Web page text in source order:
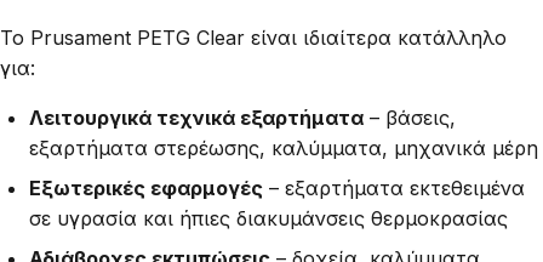
Το Prusament PETG Clear είναι ιδιαίτερα κατάλληλο
για:
Λειτουργικά τεχνικά εξαρτήματα – βάσεις,
εξαρτήματα στερέωσης, καλύμματα, μηχανικά μέρη
Εξωτερικές εφαρμογές – εξαρτήματα εκτεθειμένα
σε υγρασία και ήπιες διακυμάνσεις θερμοκρασίας